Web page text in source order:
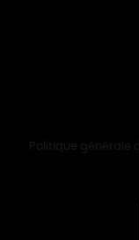
Politique générale